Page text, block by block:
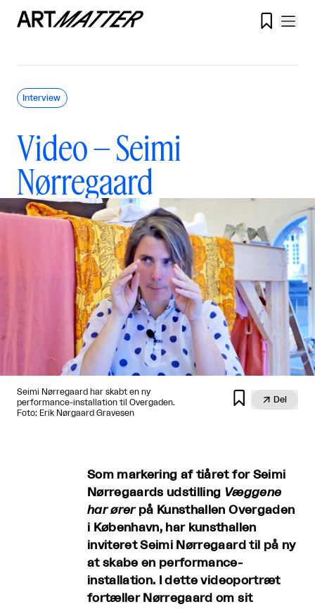

Video – Seimi
Nørregaard
Interview
Seimi Nørregaard har skabt en ny
performance-installation til Overgaden.
Foto: Erik Nørgaard Gravesen
  Del
Som markering af tiåret for Seimi
Nørregaards udstilling Væggene
har ørerpå Kunsthallen Overgaden
i København, har kunsthallen
inviteret Seimi Nørregaard til på ny
at skabe en performance-
installation. I dette videoportræt
fortæller Nørregaard om sit